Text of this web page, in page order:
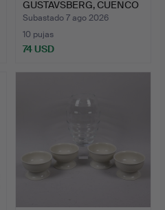
GUSTAVSBERG, CUENCO
ARGENTA.
Subastado 7 ago 2026
10 pujas
74 USD